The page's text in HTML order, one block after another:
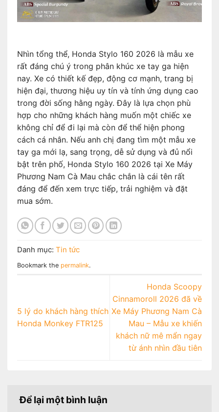
Nhìn tổng thể, Honda Stylo 160 2026 là mẫu xe
rất đáng chú ý trong phân khúc xe tay ga hiện
nay. Xe có thiết kế đẹp, động cơ mạnh, trang bị
hiện đại, thương hiệu uy tín và tính ứng dụng cao
trong đời sống hằng ngày. Đây là lựa chọn phù
hợp cho những khách hàng muốn một chiếc xe
không chỉ để đi lại mà còn để thể hiện phong
cách cá nhân. Nếu anh chị đang tìm một mẫu xe
tay ga mới lạ, sang trọng, dễ sử dụng và đủ nổi
bật trên phố, Honda Stylo 160 2026 tại Xe Máy
Phương Nam Cà Mau chắc chắn là cái tên rất
đáng để đến xem trực tiếp, trải nghiệm và đặt
mua sớm.
Danh mục: Tin tức
Bookmark the permalink.
5 lý do khách hàng thích
Honda Monkey FTR125
Honda Scoopy
Cinnamoroll 2026 đã về
Xe Máy Phương Nam Cà
Mau – Mẫu xe khiến
khách nữ mê mẩn ngay
từ ánh nhìn đầu tiên
Để lại một bình luận